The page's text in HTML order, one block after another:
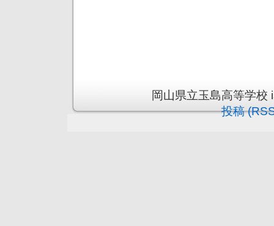
岡山県立玉島高等学
投稿